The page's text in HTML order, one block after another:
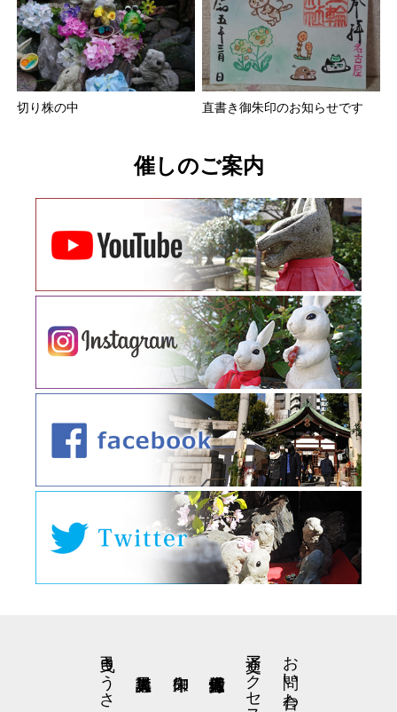
切り株の中 直書き御朱印のお知らせです
催しのご案内
お問い合わせ
交通アクセス